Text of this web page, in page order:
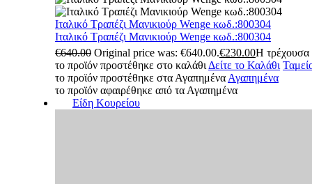
Ιταλικό Τραπέζι Μανικιούρ Wenge κωδ.:800304
Ιταλικό Τραπέζι Μανικιούρ Wenge κωδ.:800304
€640.00 Original price was: €640.00.€230.00Η τρέχουσα
το προϊόν προστέθηκε στο καλάθι Δείτε το Καλάθι
το προϊόν προστέθηκε στα Αγαπημένα Αγαπημένα
το προϊόν αφαιρέθηκε από τα Αγαπημένα
Είδη Κουρείου